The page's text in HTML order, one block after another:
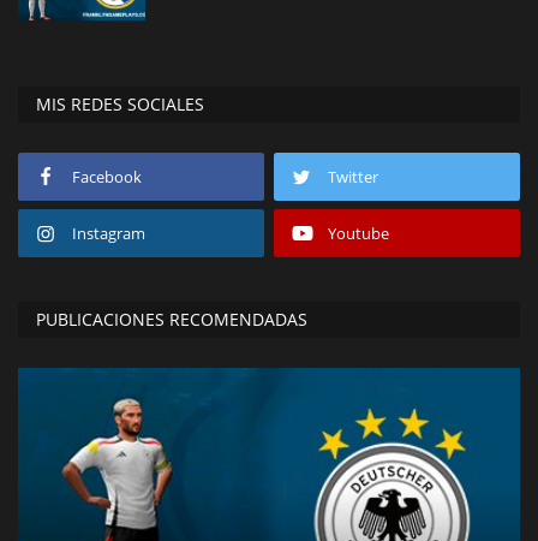
MIS REDES SOCIALES
Facebook Twitter
Instagram Youtube
PUBLICACIONES RECOMENDADAS